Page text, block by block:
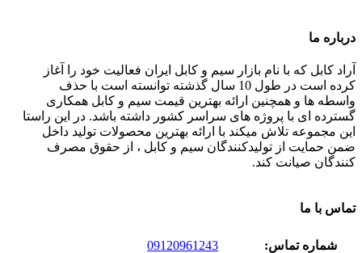
درباره ما
آراد کابل که با نام بازار سیم و کابل ایران فعالیت خود را آغاز
کرده است در طول 10 سال گذشته توانسته است با حذف
واسطه ها و همچنین ارائه بهترین قیمت سیم و کابل همکاری
گسترده ای با پروژه های سراسر کشور داشته باشد. در این راستا
این مجموعه تلاش میکند با ارائه بهترین محصولات تولید داخل
ضمن حمایت از تولیدکنندگان سیم و کابل ، از حقوق مصرف
کنندگان صیانت کند.
تماس با ما
شماره تماس:
09120961243